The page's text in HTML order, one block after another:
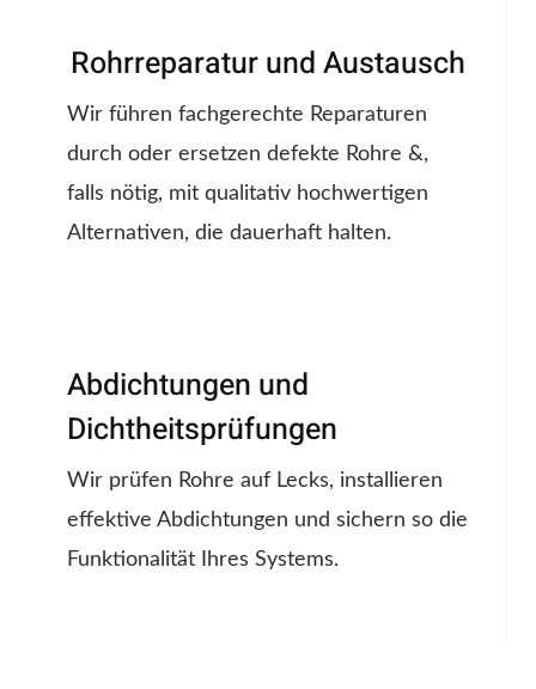
Rohrreparatur und Austausch
Wir führen fachgerechte Reparaturen
durch oder ersetzen defekte Rohre &,
falls nötig, mit qualitativ hochwertigen
Alternativen, die dauerhaft halten.
Abdichtungen und
Dichtheitsprüfungen
Wir prüfen Rohre auf Lecks, installieren
effektive Abdichtungen und sichern so die
Funktionalität Ihres Systems.